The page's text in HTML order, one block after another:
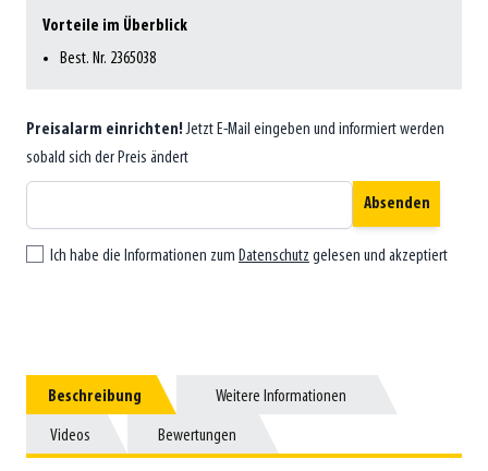
Vorteile im Überblick
Best. Nr. 2365038
Preisalarm einrichten! Jetzt E-Mail eingeben und informiert werden
sobald sich der Preis ändert
Absenden
Ich habe die Informationen zum Datenschutz gelesen und akzeptiert
Beschreibung
Beschreibung Weitere Informationen
Weitere Informationen
Videos
Videos Bewertungen
Bewertungen